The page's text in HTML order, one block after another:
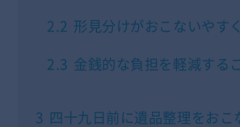
2.2 形見分けがおこないやす
2.3 金銭的な負担を軽減する
3 四十九日前に遺品整理をおこ